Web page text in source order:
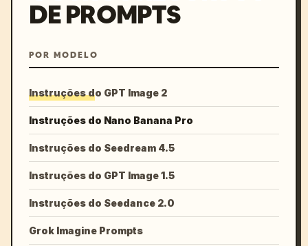
DE PROMPTS
POR MODELO
Instruções do GPT Image 2
Instruções do Nano Banana Pro
Instruções do Seedream 4.5
Instruções do GPT Image 1.5
Instruções do Seedance 2.0
Grok Imagine Prompts